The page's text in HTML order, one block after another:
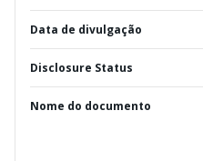
Data de divulgação
Disclosure Status
Nome do documento